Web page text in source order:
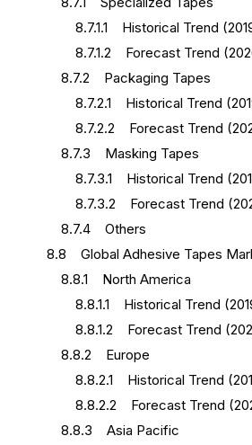
8.7.1.1 Historical Trend
8.7.1.2 Forecast Trend
8.7.2 Packaging Tapes
8.7.2.1 Historical Trend
8.7.2.2 Forecast Trend
8.7.3 Masking Tapes
8.7.3.1 Historical Trend
8.7.3.2 Forecast Trend
8.7.4 Others
8.8 Global Adhesive Tapes
8.8.1 North America
8.8.1.1 Historical Trend
8.8.1.2 Forecast Trend
8.8.2 Europe
8.8.2.1 Historical Trend
8.8.2.2 Forecast Trend
8.8.3 Asia Pacific